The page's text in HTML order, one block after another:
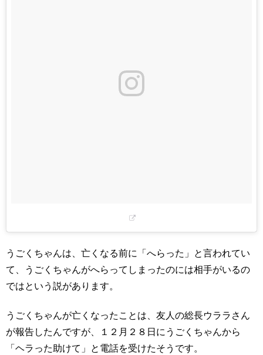
うごくちゃんは、亡くなる前に「へらった」と言われてい
て、うごくちゃんがへらってしまったのには相手がいるの
ではという説があります。
うごくちゃんが亡くなったことは、友人の総長ウララさん
が報告したんですが、１２月２８日にうごくちゃんから
「ヘラった助けて」と電話を受けたそうです。